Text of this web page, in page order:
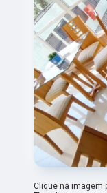
Clique na imagem